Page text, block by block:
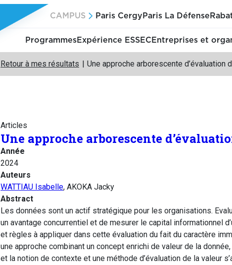
CAMPUS Paris Cergy Paris La Défense
ProgrammesExpérience ESSEC Entreprises et
Retour à mes résultats Une approche arborescente d’évaluation
Articles
Une approche arborescente
Année
2024
Auteurs
WATTIAU Isabelle, AKOKA Jacky
Abstract
Les données sont un actif stratégique pour les organisations.
un avantage concurrentiel et de mesurer le capital informationnel
et règles à appliquer dans cette évaluation du fait du caractère
une approche combinant un concept enrichi de valeur de la
et la notion de contexte et une méthode d’évaluation de la valeur